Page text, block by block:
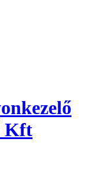
Kft